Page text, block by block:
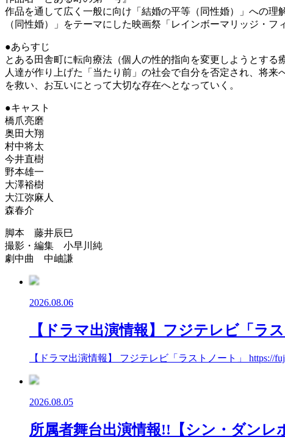
作品を通して広く一般に向け「結婚の平等（同性婚）」への
（同性婚）」をテーマにした映画祭「レインボーマリッジ・
●あらすじ
とある田舎町に転向療法（個人の性的指向を変更しようとす
人達が作り上げた「当たり前」の社会で自分を否定され、将
を救い、お互いにとって大切な存在へとなっていく。
●キャスト
橋爪亮磨
奥田大翔
村中将太
今井直樹
野本雄一
大澤裕樹
大江弥麻人
森春介
脚本 藤井辰巳
撮影・編集 小早川純
劇中曲 中岫謙
2026.08.06
【ドラマ出演情報】フジテレビ「ラス
【ドラマ出演情報】 フジテレビ「ラストノート」
2026.08.05
所属者舞台出演情報!!【シン・ダンレ